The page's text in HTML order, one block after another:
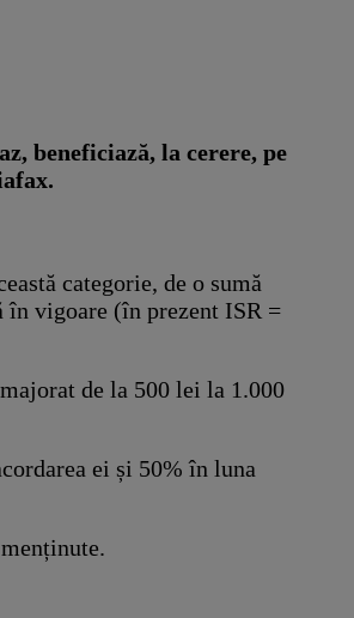
beneficiază, la cerere, pe
categorie, de o sumă
vigoare (în prezent ISR =
de la 500 lei la 1.000
ei și 50% în luna